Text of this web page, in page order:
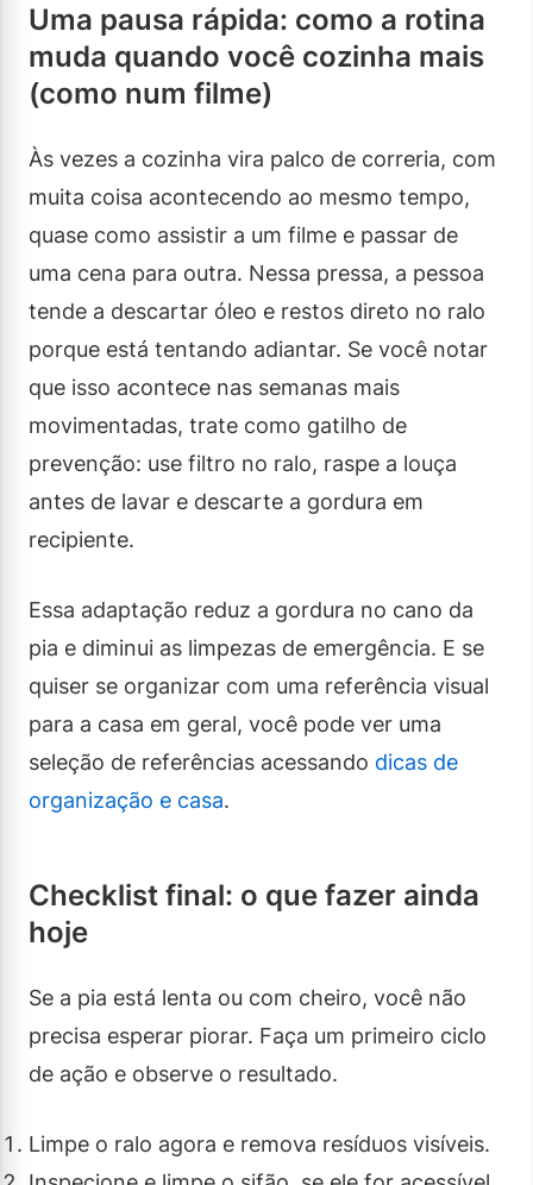
Uma pausa rápida: como a rotina
muda quando você cozinha mais
(como num filme)
Às vezes a cozinha vira palco de correria, com
muita coisa acontecendo ao mesmo tempo,
quase como assistir a um filme e passar de
uma cena para outra. Nessa pressa, a pessoa
tende a descartar óleo e restos direto no ralo
porque está tentando adiantar. Se você notar
que isso acontece nas semanas mais
movimentadas, trate como gatilho de
prevenção: use filtro no ralo, raspe a louça
antes de lavar e descarte a gordura em
recipiente.
Essa adaptação reduz a gordura no cano da
pia e diminui as limpezas de emergência. E se
quiser se organizar com uma referência visual
para a casa em geral, você pode ver uma
seleção de referências acessando dicas de
organização e casa.
Checklist final: o que fazer ainda
hoje
Se a pia está lenta ou com cheiro, você não
precisa esperar piorar. Faça um primeiro ciclo
de ação e observe o resultado.
Limpe o ralo agora e remova resíduos visíveis.